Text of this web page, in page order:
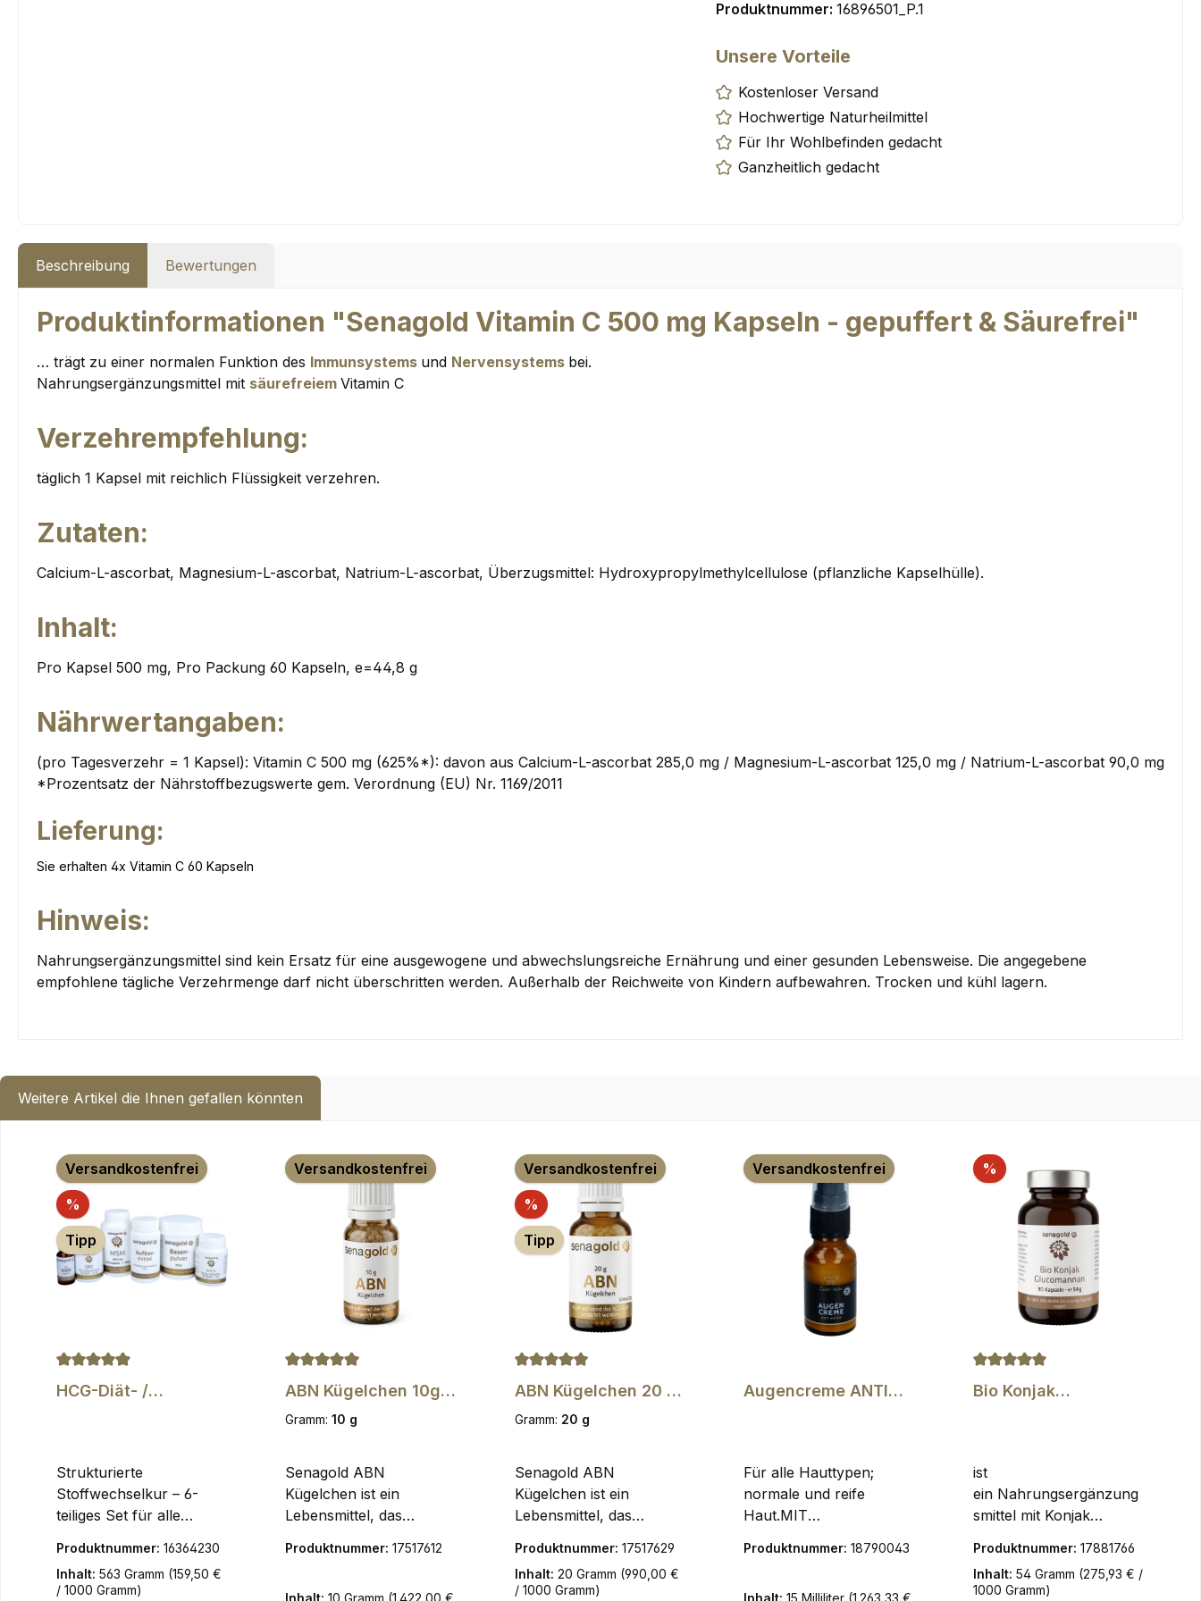
Produktnummer: 16896501_P.1
Unsere Vorteile
Kostenloser Versand
Hochwertige Naturheilmittel
Für Ihr Wohlbefinden gedacht
Ganzheitlich gedacht
Beschreibung Bewertungen
Produktinformationen "Senagold Vitamin C 500 mg Kapseln - gepuffert & Säurefrei"
… trägt zu einer normalen Funktion des Immunsystems und Nervensystems bei.
Nahrungsergänzungsmittel mit säurefreiem Vitamin C
Verzehrempfehlung:
täglich 1 Kapsel mit reichlich Flüssigkeit verzehren.
Zutaten:
Calcium-L-ascorbat, Magnesium-L-ascorbat, Natrium-L-ascorbat, Überzugsmittel: Hydroxypropylmethylcellulose (pflanzliche Kapselhülle).
Inhalt:
Pro Kapsel 500 mg, Pro Packung 60 Kapseln, e=44,8 g
Nährwertangaben:
(pro Tagesverzehr = 1 Kapsel): Vitamin C 500 mg (625%*): davon aus Calcium-L-ascorbat 285,0 mg / Magnesium-L-ascorbat 125,0 mg / Natrium-L-ascorbat 90,0 mg
*Prozentsatz der Nährstoffbezugswerte gem. Verordnung (EU) Nr. 1169/2011
Lieferung:
Sie erhalten 4x Vitamin C 60 Kapseln
Hinweis:
Nahrungsergänzungsmittel sind kein Ersatz für eine ausgewogene und abwechslungsreiche Ernährung und einer gesunden Lebensweise. Die angegebene
empfohlene tägliche Verzehrmenge darf nicht überschritten werden. Außerhalb der Reichweite von Kindern aufbewahren. Trocken und kühl lagern.
Weitere Artikel die Ihnen gefallen könnten
Versandkostenfrei
% Rabatt
Tipp
Durchschnittliche Bewertung von 4.92 von 5 Sternen
HCG-Diät- /
begleitend zu Ihrer
kalorienreduzierten
Diät
Strukturierte
Stoffwechselkur – 6-
teiliges Set für alle
kalorienreduzierte Diät
planbar, strukturiert und
Produktnummer: 16364230
Inhalt: 563 Gramm (159,50 €
/ 1000 Gramm)
Versandkostenfrei
Durchschnittliche Bewertung von 4.9 von 5 Sternen
ABN Kügelchen 10g -
Senagold
Gramm:10 g
Senagold ABN
Kügelchen ist ein
Lebensmittel, das
verzehrt werden
Produktnummer:17517612
Versandkostenfrei
% Rabatt
Tipp
Durchschnittliche Bewertung von 4.9 von 5 Sternen
ABN Kügelchen 20 g-
Senagold
Gramm: 20 g
Senagold ABN
Kügelchen ist ein
Lebensmittel, das
verzehrt werden
kann.Der ideale Begleiter
Produktnummer: 17517629
Inhalt: 20 Gramm (990,00 €
/ 1000 Gramm)
Versandkostenfrei
Augencreme ANTI
Für alle Hauttypen;
normale und reife
Haut.MIT
SANDDORN-
Produktnummer:18790043
% Rabatt
Durchschnittliche Bewertung
Bio Konjak
ist
ein Nahrungsergänzung
smittel mit Konjak
trägt im Rahmen einer
kalorienarmen
Produktnummer: 17881766
Inhalt: 54 Gramm (275,93 € /
1000 Gramm)